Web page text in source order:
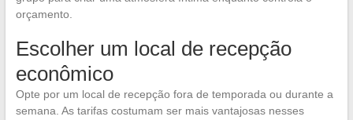
orçamento.
Escolher um local de recepção
econômico
Opte por um local de recepção fora de temporada ou durante a
semana. As tarifas costumam ser mais vantajosas nesses